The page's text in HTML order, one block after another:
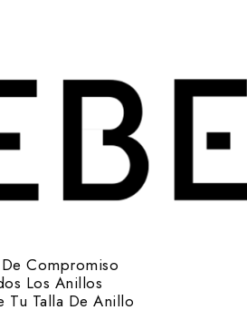
Compromiso
Los Anillos
Tu Talla De Anillo